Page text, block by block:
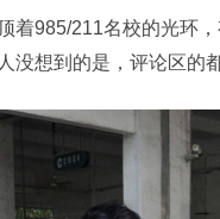
着985/211名校的光环
没想到的是，评论区的